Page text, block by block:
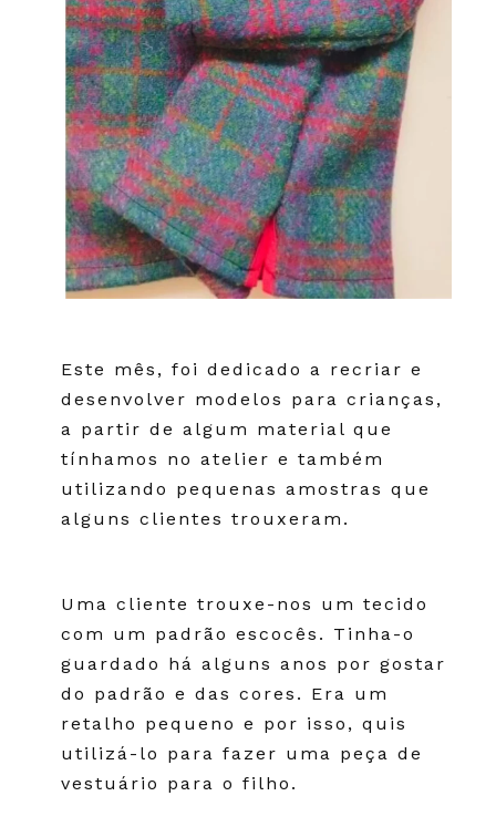
Este mês, foi dedicado a recriar e
desenvolver modelos para crianças,
a partir de algum material que
tínhamos no atelier e também
utilizando pequenas amostras que
alguns clientes trouxeram.
Uma cliente trouxe-nos um tecido
com um padrão escocês. Tinha-o
guardado há alguns anos por gostar
do padrão e das cores. Era um
retalho pequeno e por isso, quis
utilizá-lo para fazer uma peça de
vestuário para o filho.